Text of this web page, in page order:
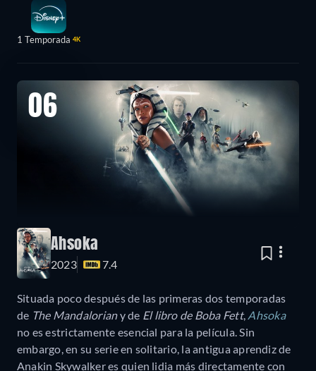
1 Temporada 4K
06
Ahsoka
2023 7.4
Situada poco después de las primeras dos temporadas
de The Mandaloriany de El libro de Boba Fett, Ahsoka
no es estrictamente esencial para la película. Sin
embargo, en su serie en solitario, la antigua aprendiz de
Anakin Skywalker es quien lidia más directamente con